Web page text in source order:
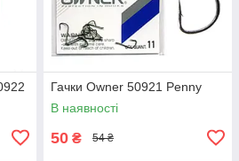
Гачки Owner 50921 Penny
В наявності
50 ₴ 54 ₴